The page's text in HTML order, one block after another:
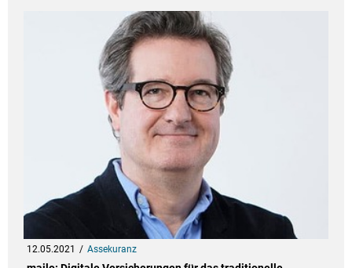
12.05.2021 Assekuranz